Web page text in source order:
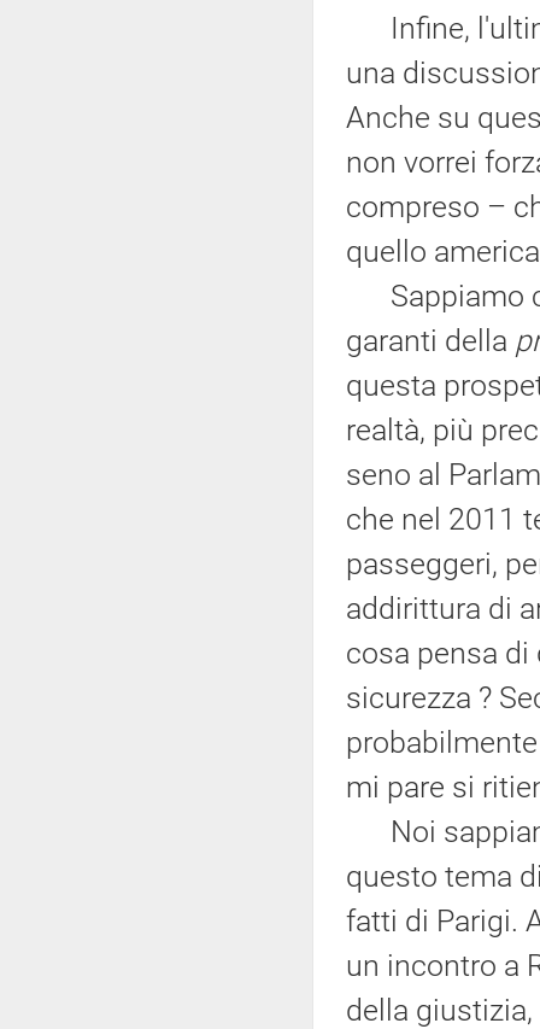
Infine,
una
Anche su
non vorrei
compreso –
quello
Sappiamo
garanti della
questa
realtà, più
seno al
che nel 2011
passeggeri,
addirittura di
cosa pensa
sicurezza ?
mi pare si
Noi
questo tema
fatti di Parigi.
un incontro a
della giustizia,